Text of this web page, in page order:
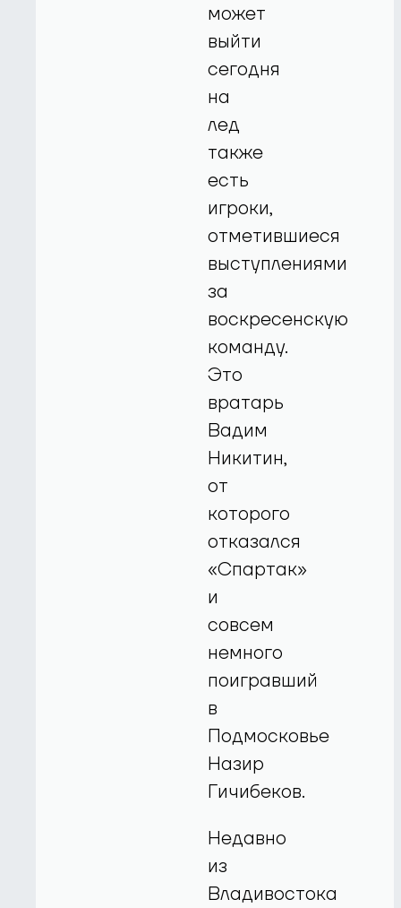
может
выйти
сегодня
на
лед
также
есть
игроки,
отметившиеся
выступлениями
за
воскресенскую
команду.
Это
вратарь
Вадим
Никитин,
от
которого
отказался
«Спартак»
и
совсем
немного
поигравший
в
Подмосковье
Назир
Гичибеков.
Недавно
из
Владивостока